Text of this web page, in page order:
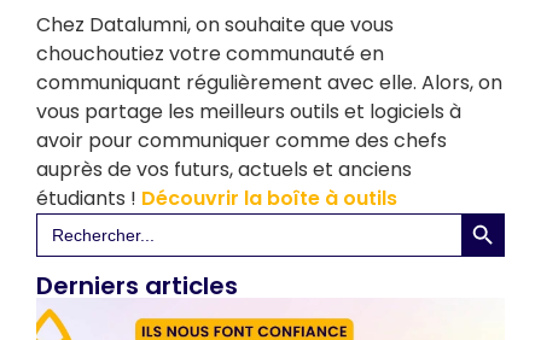
Chez Datalumni, on souhaite que vous
chouchoutiez votre communauté en
communiquant régulièrement avec elle. Alors, on
vous partage les meilleurs outils et logiciels à
avoir pour communiquer comme des chefs
auprès de vos futurs, actuels et anciens
étudiants ! Découvrir la boîte à outils
Search
for:
Search
Derniers articles